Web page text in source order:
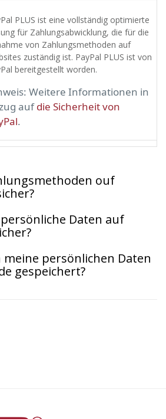
PLUS ist eine vollständig optimierte
für Zahlungsabwicklung, die für die
von Zahlungsmethoden auf
zuständig ist. PayPal PLUS ist von
bereitgestellt worden.
Weitere Informationen in
aufdie Sicherheit von
.
ouf
Daten auf
meine persönlichen Daten
gespeichert?